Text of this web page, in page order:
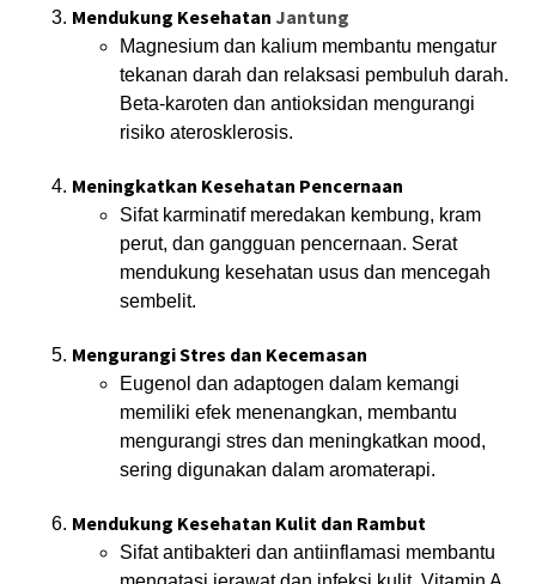
Mendukung Kesehatan Jantung
Magnesium dan kalium membantu mengatur
tekanan darah dan relaksasi pembuluh darah.
Beta-karoten dan antioksidan mengurangi
risiko aterosklerosis.
Meningkatkan Kesehatan Pencernaan
Sifat karminatif meredakan kembung, kram
perut, dan gangguan pencernaan. Serat
mendukung kesehatan usus dan mencegah
sembelit.
Mengurangi Stres dan Kecemasan
Eugenol dan adaptogen dalam kemangi
memiliki efek menenangkan, membantu
mengurangi stres dan meningkatkan mood,
sering digunakan dalam aromaterapi.
Mendukung Kesehatan Kulit dan Rambut
Sifat antibakteri dan antiinflamasi membantu